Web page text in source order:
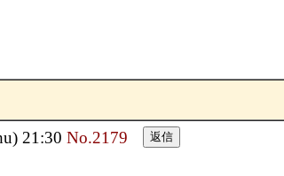
21:30 No.2179